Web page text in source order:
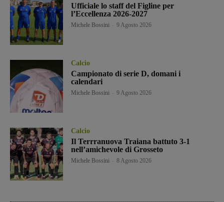
Ufficiale lo staff del Figline per
l’Eccellenza 2026-2027
Michele Bossini 9 Agosto 2026
Calcio
Campionato di serie D, domani i
calendari
Michele Bossini 9 Agosto 2026
Calcio
Il Terrranuova Traiana battuto 3-1
nell’amichevole di Grosseto
Michele Bossini 8 Agosto 2026